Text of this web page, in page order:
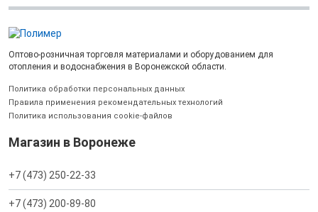
Оптово-розничная торговля материалами и оборудованием для
отопления и водоснабжения в Воронежской области.
Политика обработки персональных данных
Правила применения рекомендательных технологий
Политика использования cookie-файлов
Магазин в Воронеже
+7 (473) 250-22-33
+7 (473) 200-89-80